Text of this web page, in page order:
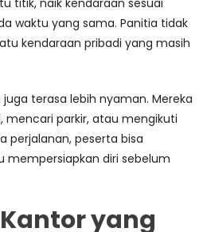
titik, naik kendaraan sesuai
waktu yang sama. Panitia tidak
kendaraan pribadi yang masih
terasa lebih nyaman. Mereka
mencari parkir, atau mengikuti
perjalanan, peserta bisa
mempersiapkan diri sebelum
yang